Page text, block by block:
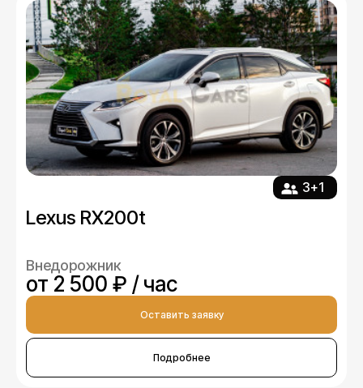
3+1
Lexus RX200t
Внедорожник
от 2 500 ₽ / час
Оставить заявку
Подробнее